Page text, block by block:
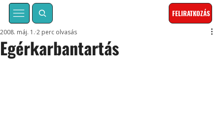
FELIRATKOZÁS
Egérkarbantartás
2008. máj. 1. 2 perc olvasás